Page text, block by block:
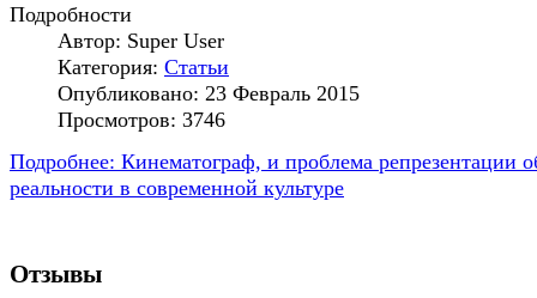
Подробности
Автор: Super User
Категория: Статьи
Опубликовано: 23 Февраль 2015
Просмотров: 3746
Подробнее: Кинематограф, и проблема репрезентации
реальности в современной культуре
Отзывы